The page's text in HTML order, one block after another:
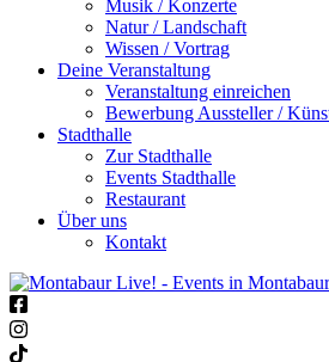
Musik / Konzerte
Natur / Landschaft
Wissen / Vortrag
Deine Veranstaltung
Veranstaltung einreichen
Bewerbung Aussteller /
Stadthalle
Zur Stadthalle
Events Stadthalle
Restaurant
Über uns
Kontakt